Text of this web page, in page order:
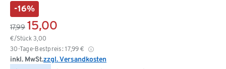
-16%
17,99 15,00
€/Stück 3,00
30-Tage-Bestpreis: 17,99 €
inkl. MwSt.zzgl. Versandkosten